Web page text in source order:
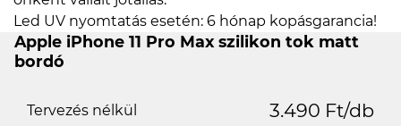
Led UV nyomtatás esetén: 6 hónap kopásgarancia!
Apple iPhone 11 Pro Max szilikon tok matt
bordó
Tervezés nélkül 3.490 Ft/db